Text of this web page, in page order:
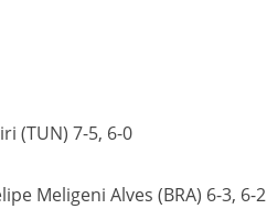
(TUN) 7-5, 6-0
Meligeni Alves (BRA) 6-3, 6-2